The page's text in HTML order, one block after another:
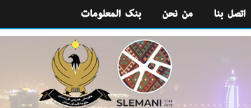
بنك المعلومات من نحن اتصل بنا